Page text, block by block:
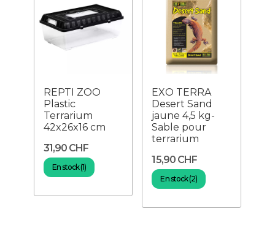
REPTI ZOO
Plastic
Terrarium
42x26x16 cm
31,90 CHF
En stock (1)
EXO TERRA
Desert Sand
jaune 4,5 kg-
Sable pour
terrarium
15,90 CHF
En stock (2)